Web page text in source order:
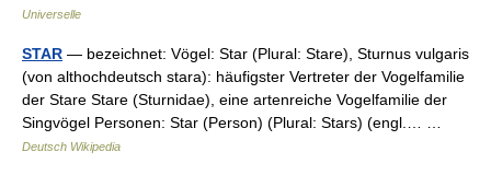
Universelle
STAR — bezeichnet: Vögel: Star (Plural: Stare), Sturnus vulgaris
(von althochdeutsch stara): häufigster Vertreter der Vogelfamilie
der Stare Stare (Sturnidae), eine artenreiche Vogelfamilie der
Singvögel Personen: Star (Person) (Plural: Stars) (engl.… …
Deutsch Wikipedia